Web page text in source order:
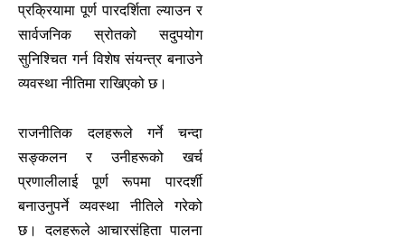
प्रक्रियामा पूर्ण पारदर्शिता ल्याउन र
सार्वजनिक स्रोतको सदुपयोग
सुनिश्चित गर्न विशेष संयन्त्र बनाउने
व्यवस्था नीतिमा राखिएको छ।
राजनीतिक दलहरूले गर्ने चन्दा
सङ्कलन र उनीहरूको खर्च
प्रणालीलाई पूर्ण रूपमा पारदर्शी
बनाउनुपर्ने व्यवस्था नीतिले गरेको
छ। दलहरूले आचारसंहिता पालना